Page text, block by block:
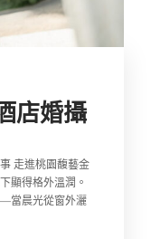
店婚攝
走進桃園馥藝金
顯得格外溫潤。
當晨光從窗外灑